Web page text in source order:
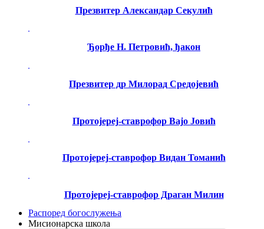
Презвитер Александар Секулић
Ђорђе Н. Петровић, ђакон
Презвитер др Милорад Средојевић
Протојереј-ставрофор Вајо Јовић
Протојереј-ставрофор Видан Томанић
Протојереј-ставрофор Драган Милин
Распоред богослужења
Мисионарска школа